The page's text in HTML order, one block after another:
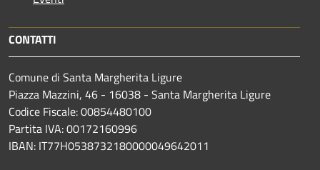
CONTATTI
Comune di Santa Margherita Ligure
Piazza Mazzini, 46 - 16038 - Santa Margherita Ligure
Codice Fiscale: 00854480100
Partita IVA: 00172160996
IBAN: IT77H0538732180000049642011